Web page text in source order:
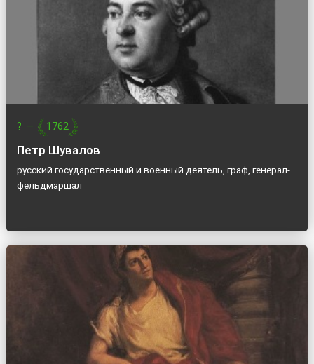
? — 1762
Петр Шувалов
русский государственный и военный деятель, граф, генерал-
фельдмаршал